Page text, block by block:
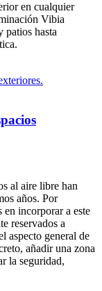
en cualquier
Vibia
patios hasta
al aire libre han
años. Por
en incorporar a este
reservados a
aspecto general de
añadir una zona
la seguridad,